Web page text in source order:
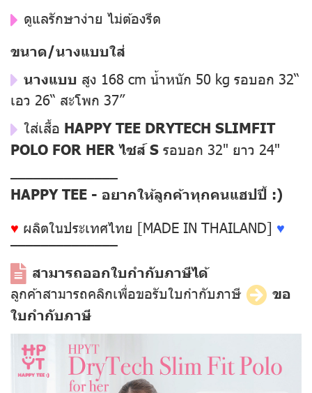
ดูแลรักษาง่าย ไม่ต้องรีด
ขนาด/นางแบบใส่
นางแบบ สูง 168 cm น้ำหนัก 50 kg รอบอก 32“
เอว 26“ สะโพก 37”
ใส่เสื้อ HAPPY TEE DRYTECH SLIMFIT
POLO FOR HER ไซส์ S รอบอก 32" ยาว 24"
––––––––––––––
HAPPY TEE - อยากให้ลูกค้าทุกคนแฮปปี้ :)
♥ ผลิตในประเทศไทย [MADE IN THAILAND] ♥
––––––––––––––
สามารถออกใบกำกับภาษีได้
ลูกค้าสามารถคลิกเพื่อขอรับใบกำกับภาษี
ขอ
ใบกำกับภาษี